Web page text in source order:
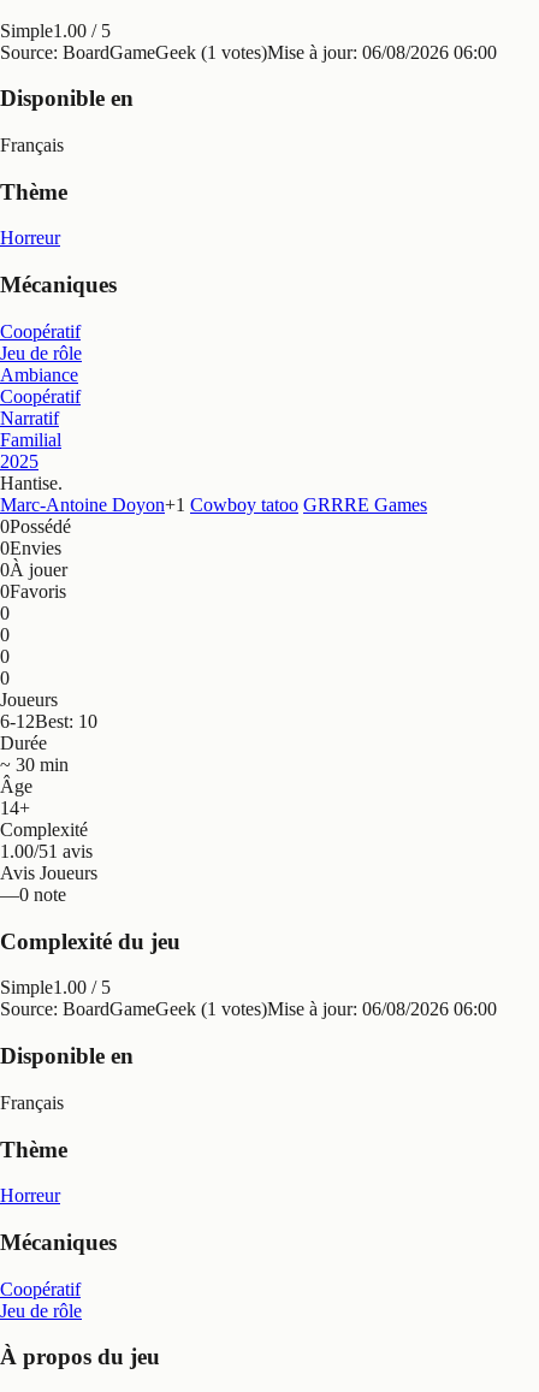
Simple1.00 / 5
Source: BoardGameGeek (1 votes)Mise à jour: 06/08/2026 06:00
Disponible en
Français
Thème
Horreur
Mécaniques
Coopératif
Jeu de rôle
Ambiance
Coopératif
Narratif
Familial
2025
Hantise.
Marc-Antoine Doyon+1 Cowboy tatoo GRRRE Games
0Possédé
0Envies
0À jouer
0Favoris
0
0
0
0
Joueurs
6-12Best: 10
Durée
~ 30 min
Âge
14+
Complexité
1.00/51 avis
Avis Joueurs
—0 note
Complexité du jeu
Simple1.00 / 5
Source: BoardGameGeek (1 votes)Mise à jour: 06/08/2026 06:00
Disponible en
Français
Thème
Horreur
Mécaniques
Coopératif
Jeu de rôle
À propos du jeu